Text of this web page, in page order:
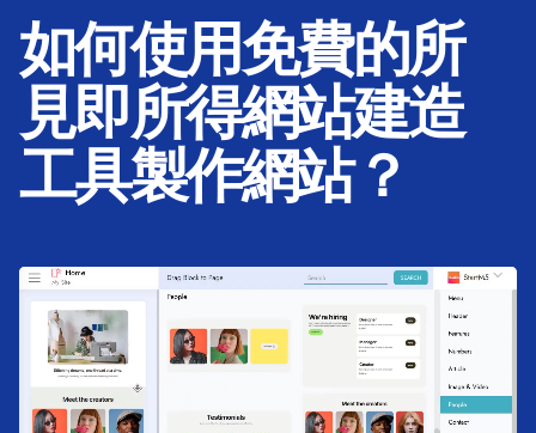
如何使用免費的所
見即所得網站建造
工具製作網站？